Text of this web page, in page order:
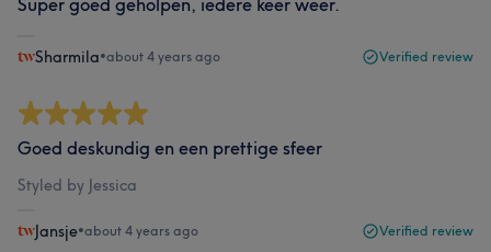
Sharmila•about 4 years ago Verified review
Goed deskundig en een prettige sfeer
Styled by Jessica
Jansje•about 4 years ago Verified review